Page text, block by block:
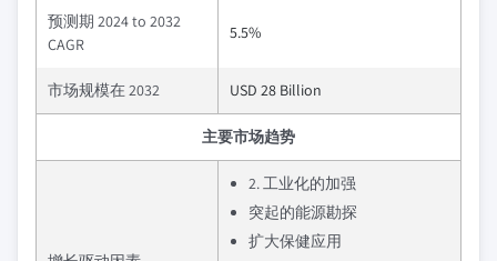
预测期 2024 to 2032
CAGR
5.5%
市场规模在 2032 USD 28 Billion
主要市场趋势
2. 工业化的加强
突起的能源勘探
扩大保健应用